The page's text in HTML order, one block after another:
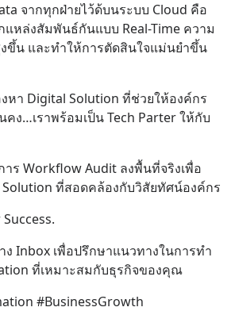
จากทุกฝ่ายไว้ด้บนระบบ Cloud คือ
หล่งสัมพันธ์กันแบบ Real-Time ความ
ขึ้น และทำให้การตัดสินใจแม่นยำขึ้น
หา Digital Solution ที่ช่วยให้องค์กร
คง…เราพร้อมเป็น Tech Parter ให้กับ
าร Workflow Audit ลงพื้นที่จริงเพื่อ
ที่สอดคล้องกับวิสัยทัศน์องค์กร
ง Inbox เพื่อปรึกษาแนวทางในการทำ
ที่เหมาะสมกับธุรกิจของคุณ
#BusinessGrowth